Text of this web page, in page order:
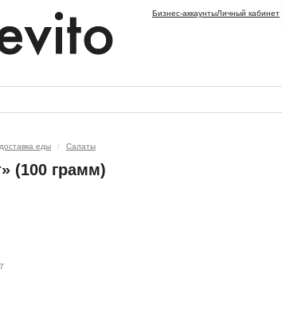
Бизнес-аккаунтыЛичный кабинет
еды Салаты
(100 грамм)